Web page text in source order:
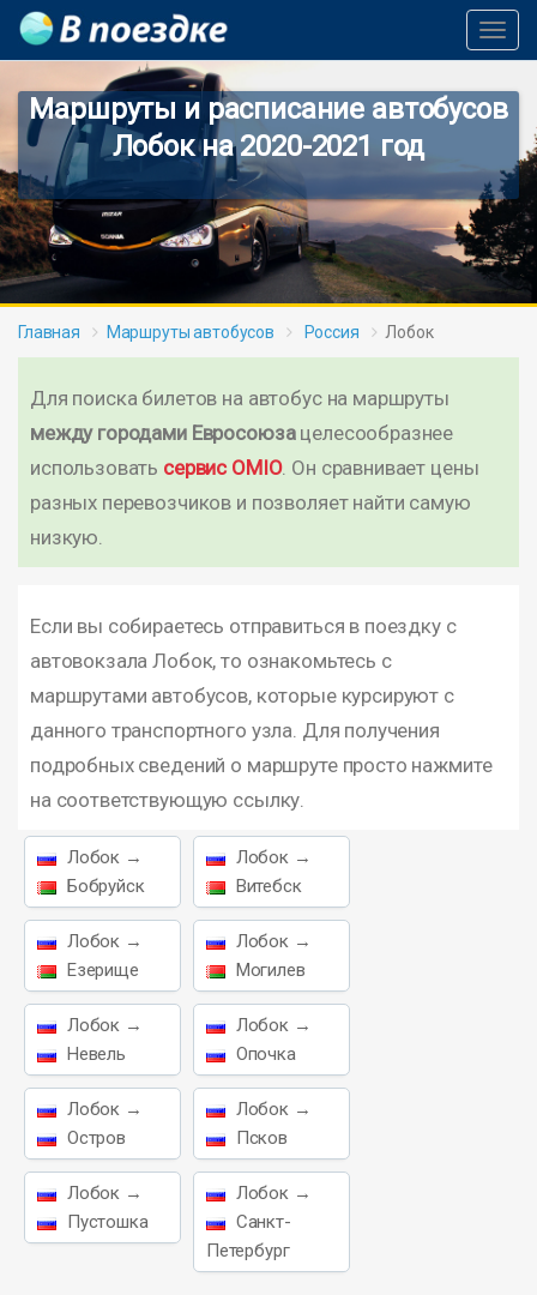
Маршруты и расписание автобусов
Лобок на 2020-2021 год
Главная Маршруты автобусов Россия Лобок
Для поиска билетов на автобус на маршруты
между городами Евросоюзацелесообразнее
использовать сервис OMIO. Он сравнивает цены
разных перевозчиков и позволяет найти самую
низкую.
Если вы собираетесь отправиться в поездку с
автовокзала Лобок, то ознакомьтесь с
маршрутами автобусов, которые курсируют с
данного транспортного узла. Для получения
подробных сведений о маршруте просто нажмите
на соответствующую ссылку.
Лобок →
Бобруйск
Лобок →
Витебск
Лобок →
Езерище
Лобок →
Могилев
Лобок →
Невель
Лобок →
Опочка
Лобок →
Остров
Лобок →
Псков
Лобок →
Пустошка
Лобок →
Санкт-
Петербург